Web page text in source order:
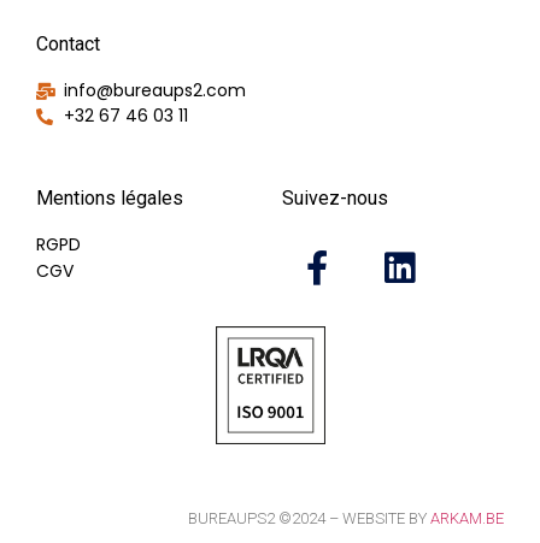
Contact
info@bureaups2.com
+32 67 46 03 11
Mentions légales
RGPD
CGV
Suivez-nous
BUREAUPS2 ©2024 – WEBSITE BY ARKAM.BE